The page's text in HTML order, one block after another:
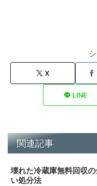
X
LINE
関連記事
壊れた冷蔵庫無料回収
い処分法